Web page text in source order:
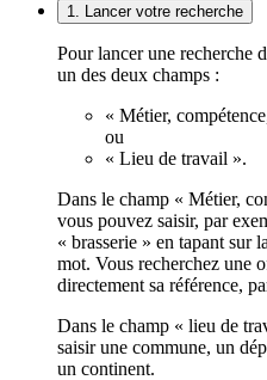
1. Lancer votre recherche
Pour lancer une recherche
un des deux champs :
« Métier,
ou
« Lieu de travail ».
Dans le champ « Métier,
vous pouvez saisir, par
« brasserie » en tapant sur
mot. Vous recherchez une
directement sa référence,
Dans le champ « lieu de
saisir une commune, un
un continent.